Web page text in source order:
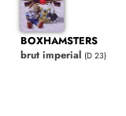
BOXHAMSTERS
brut imperial (D 23)